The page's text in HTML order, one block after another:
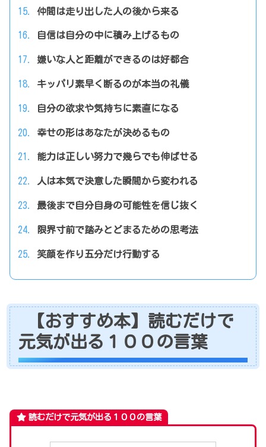
仲間は走り出した人の後から来る
自信は自分の中に積み上げるもの
嫌いな人と距離ができるのは好都合
キッパリ素早く断るのが本当の礼儀
自分の欲求や気持ちに素直になる
幸せの形はあなたが決めるもの
能力は正しい努力で幾らでも伸ばせる
人は本気で決意した瞬間から変われる
最後まで自分自身の可能性を信じ抜く
限界寸前で踏みとどまるための思考法
笑顔を作り五分だけ行動する
【おすすめ本】読むだけで
元気が出る１００の言葉
読むだけで元気が出る１００の言葉